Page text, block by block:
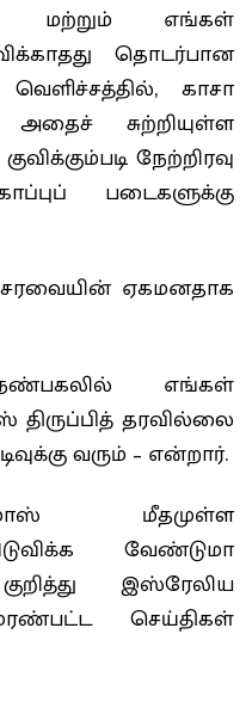
மற்றும் எங்கள்
தொடர்பான
காசா
சுற்றியுள்ள
நேற்றிரவு
படைகளுக்கு
ஏகமனதாக
எங்கள்
தரவில்லை
வரும் – என்றார்.
மீதமுள்ள
வேண்டுமா
இஸ்ரேலிய
முரண்பட்ட செய்திகள்